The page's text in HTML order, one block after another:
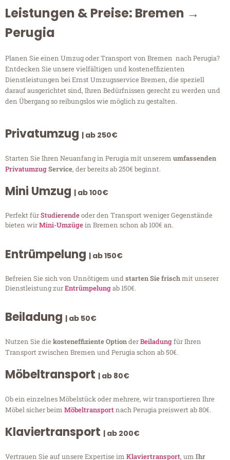
Leistungen & Preise: Bremen →
Perugia
Planen Sie einen Umzug oder Transport von Bremen nach Perugia?
Entdecken Sie unsere vielfältigen und kosteneffizienten
Dienstleistungen bei Ernst Umzugsservice Bremen, die speziell
darauf ausgerichtet sind, Ihren Bedürfnissen gerecht zu werden und
den Übergang so reibungslos wie möglich zu gestalten.
Privatumzug | ab 250€
Starten Sie Ihren Neuanfang in Perugia mit unserem umfassenden
PrivatumzugService, der bereits ab 250€ beginnt.
Mini Umzug | ab 100€
Perfekt fürStudierendeoder den Transport weniger Gegenstände
bieten wirMini-Umzügein Bremen schon ab 100€ an.
Entrümpelung | ab 150€
Befreien Sie sich von Unnötigem undstarten Sie frischmit unserer
Dienstleistung zurEntrümpelungab 150€.
Beiladung | ab 50€
Nutzen Sie diekosteneffiziente OptionderBeiladungfür Ihren
Transport zwischen Bremen und Perugia schon ab 50€.
Möbeltransport | ab 80€
Ob ein einzelnes Möbelstück oder mehrere, wir transportieren Ihre
Möbel sicher beim Möbeltransportnach Perugia preiswert ab 80€.
Klaviertransport | ab 200€
Vertrauen Sie auf unsere Expertise im Klaviertransport, um Ihr